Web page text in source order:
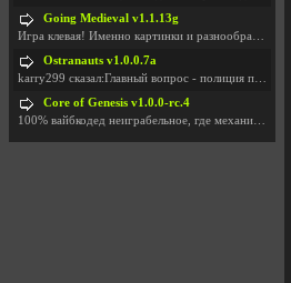
Going Medieval v1.1.13g
Игра клевая! Именно картинки и разнообразия в стро
Ostranauts v1.0.0.7a
karry299 сказал:Главный вопрос - полиция по-прежне
Core of Genesis v1.0.0-rc.4
100% вайбкодед неиграбельное, где механики знает т